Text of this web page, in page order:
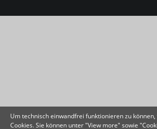
Um technisch einwandfrei funktionieren zu
Cookies. Sie können unter "View more" sowie